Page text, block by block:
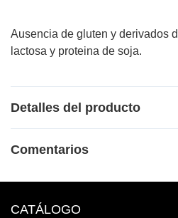
Ausencia de gluten y derivados
lactosa y proteina de soja.
Detalles del producto
Comentarios
CATÁLOGO